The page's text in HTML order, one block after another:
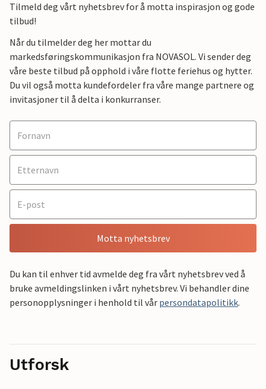
Tilmeld deg vårt nyhetsbrev for å motta inspirasjon og gode
tilbud!
Når du tilmelder deg her mottar du
markedsføringskommunikasjon fra NOVASOL. Vi sender deg
våre beste tilbud på opphold i våre flotte feriehus og hytter.
Du vil også motta kundefordeler fra våre mange partnere og
invitasjoner til å delta i konkurranser.
Motta nyhetsbrev
Du kan til enhver tid avmelde deg fra vårt nyhetsbrev ved å
bruke avmeldingslinken i vårt nyhetsbrev. Vi behandler dine
personopplysninger i henhold til vår persondatapolitikk.
Utforsk